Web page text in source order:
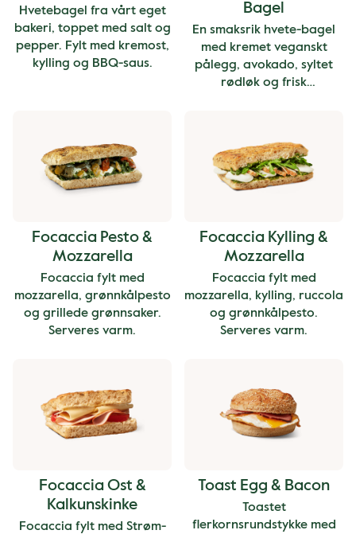
Hvetebagel fra vårt eget
bakeri, toppet med salt og
pepper. Fylt med kremost,
kylling og BBQ-saus.
Bagel
En smaksrik hvete-bagel
med kremet veganskt
pålegg, avokado, syltet
rødløk og frisk
Focaccia Pesto &
Mozzarella
Focaccia fylt med
mozzarella, grønnkålpesto
og grillede grønnsaker.
Serveres varm.
Focaccia Kylling &
Mozzarella
Focaccia fylt med
mozzarella, kylling, ruccola
og grønnkålpesto.
Serveres varm.
Focaccia Ost &
Kalkunskinke
Focaccia fylt med Strøm-
Toast Egg & Bacon
Toastet
flerkornsrundstykke med